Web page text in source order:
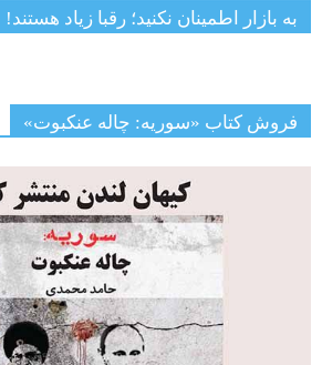
به بازار اطمینان نکنید؛ رقبا زیاد هستند!
فروش کتاب «سوریه: چاله عنکبوت»